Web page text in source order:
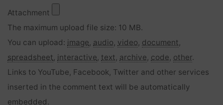
Attachment
The maximum upload file size: 10 MB.
You can upload: image, audio, video, document,
spreadsheet, interactive, text, archive, code, other.
Links to YouTube, Facebook, Twitter and other services
inserted in the comment text will be automatically
embedded.